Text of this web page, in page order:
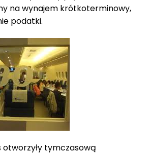
na wynajem krótkoterminowy,
podatki.
otworzyły tymczasową